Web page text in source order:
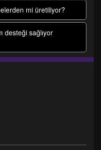
mi üretiliyor?
desteği sağlıyor